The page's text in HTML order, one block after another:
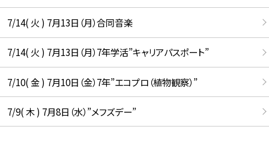
7/14( 火 ) 7月13日（月）合同音楽
7/14( 火 ) 7月13日（月）7年学活”キャリアパスポート”
7/10( 金 ) 7月10日（金）7年”エコプロ（植物観察）”
7/9( 木 ) 7月8日（水）”メフズデー”